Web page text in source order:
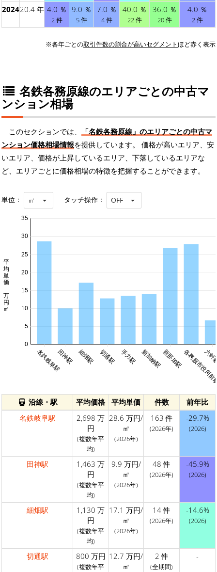
202420.4 年 4.0 ％
2 件
9.0 ％
5 件
7.0 ％
4 件
40.0 ％
22 件
36.0 ％
20 件
4.0 ％
2 件
※各年ごとの取引件数の割合が高いセグメントほど赤く表示
名鉄各務原線のエリアごとの中古マ
ンション相場
このセクションでは、
「名鉄各務原線」のエリアごとの中古マ
ンション価格相場情報を提供しています。 価格が高いエリア、安
いエリア、価格が上昇しているエリア、下落しているエリアな
ど、エリアごとに価格相場の特徴を把握することができます。
単位： ㎡ タッチ操作： OFF
名鉄岐阜駅田神駅 細畑駅 切通駅 手力駅 新加納駅新那加駅各務原市役六
0
5
10
15
20
25
30
35
平均単価 万円/㎡
沿線・駅 平均価格 平均単価 件数
前年比
名鉄岐阜駅
2,698 万
円
(複数年平
均)
28.6 万円/
㎡
(2026年)
163 件
(2026年)
-29.7%
(2026)
田神駅
1,463 万
円
(複数年平
均)
9.9 万円/
㎡
(2026年)
48 件
(2026年)
-45.9%
(2026)
細畑駅
1,130 万
円
(複数年平
均)
17.1 万円/
㎡
(2026年)
14 件
(2026年)
-14.6%
(2026)
切通駅 800 万円
(複数年平
12.7 万円/
㎡
2 件
(全期間)
-